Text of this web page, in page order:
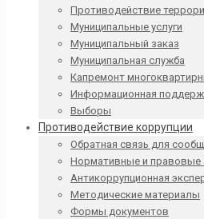
Противодействие
Муниципальные услуги
Муниципальный заказ
Муниципальная служба
Капремонт
Информационная
Выборы
Противодействие коррупции
Обратная связь для
Нормативные и правовые
Антикоррупционная
Методические материалы
Формы документов